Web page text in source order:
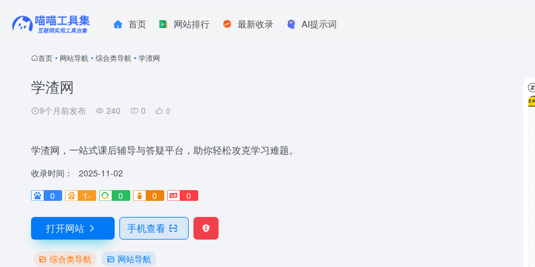
首页 网站排行 最新收录 AI提示词
首页 • 网站导航 • 综合类导航 • 学渣网
学渣网
9个月前发布 240 0 0
学渣网，一站式课后辅导与答疑平台，助你轻松攻克学习难题。
收录时间：
2025-11-02
0
1- 0 0 0
打开网站 手机查看
综合类导航 网站导航